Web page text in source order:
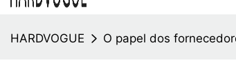
HARDVOGUE O papel dos